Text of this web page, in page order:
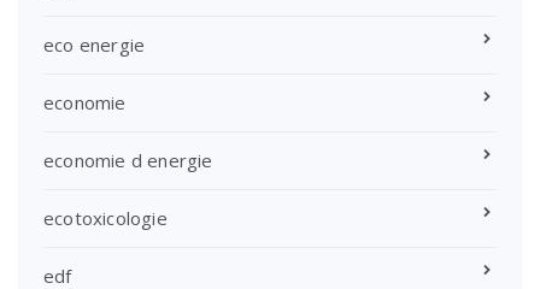
eco energie
economie
economie d energie
ecotoxicologie
edf